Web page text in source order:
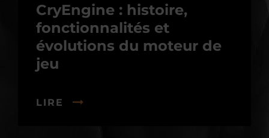
CryEngine : histoire,
fonctionnalités et
évolutions du moteur de
jeu
LIRE